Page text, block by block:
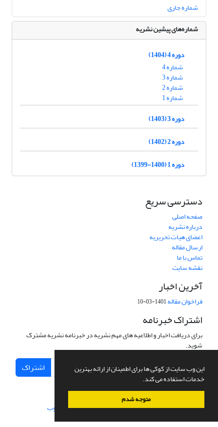
این وب سایت از کوکی ها برای اطمینان از ارائه بهترین
خدمات استفاده می کند.
متوجه شدم
شماره جاری
شماره‌های پیشین نشریه
دوره 4 (1404)
شماره 4
شماره 3
شماره 2
شماره 1
دوره 3 (1403)
دوره 2 (1402)
دوره 1 (1400-1399)
دسترسی سریع
صفحه اصلی
درباره نشریه
اعضای هیات تحریریه
ارسال مقاله
تماس با ما
نقشه سایت
آخرین اخبار
فراخوان مقاله1401-03-10
اشتراک خبرنامه
برای دریافت اخبار و اطلاعیه های مهم نشریه در خبرنامه نشریه مشترک
شوید.
اشتراک
سامانه مدیریت نشریات علمی.طراحی و پیاده سازی از سیناوب